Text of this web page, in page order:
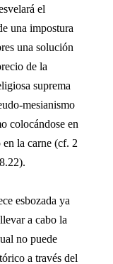
el
una impostura
una solución
de la
suprema
mesianismo
colocándose en
la carne (cf. 2
esbozada ya
a cabo la
no puede
a través del